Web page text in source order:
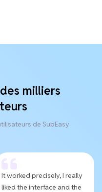
milliers
de SubEasy
It worked precisely, I really
liked the interface and the